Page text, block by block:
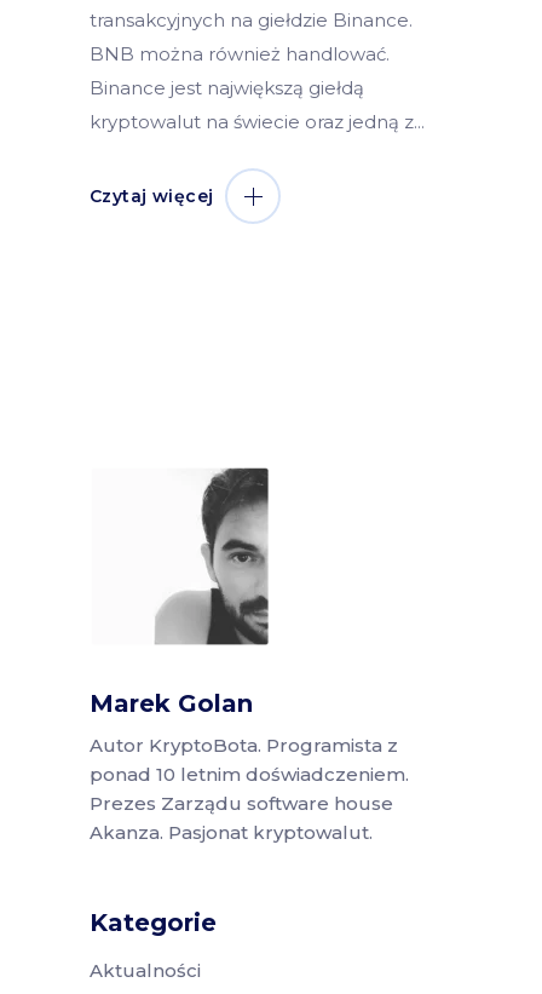
transakcyjnych na giełdzie Binance.
BNB można również handlować.
Binance jest największą giełdą
kryptowalut na świecie oraz jedną z
Czytaj więcej
Marek Golan
Autor KryptoBota. Programista z
ponad 10 letnim doświadczeniem.
Prezes Zarządu software house
Akanza. Pasjonat kryptowalut.
Kategorie
Aktualności